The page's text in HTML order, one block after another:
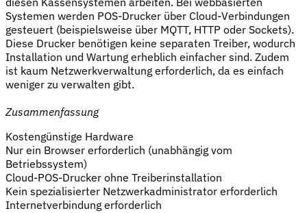
Systemen werden POS-Drucker über Cloud-Verbindungen
gesteuert (beispielsweise über MQTT, HTTP oder Sockets).
Diese Drucker benötigen keine separaten Treiber, wodurch
Installation und Wartung erheblich einfacher sind. Zudem
ist kaum Netzwerkverwaltung erforderlich, da es einfach
weniger zu verwalten gibt.
Zusammenfassung
Kostengünstige Hardware
Nur ein Browser erforderlich (unabhängig vom
Betriebssystem)
Cloud-POS-Drucker ohne Treiberinstallation
Kein spezialisierter Netzwerkadministrator erforderlich
Internetverbindung erforderlich